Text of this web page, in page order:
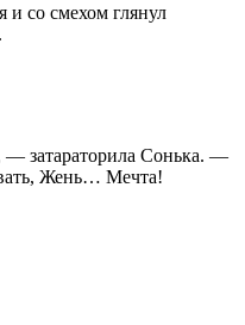
со смехом глянул
затараторила Сонька. —
Жень… Мечта!